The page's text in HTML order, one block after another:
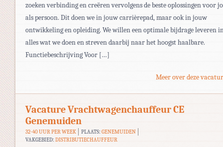
zoeken verbinding en creëren vervolgens de beste oplossingen voor
als persoon. Dit doen we in jouw carrièrepad, maar ook in jouw
ontwikkeling en opleiding. We willen een optimale bijdrage leveren
alles wat we doen en streven daarbij naar het hoogst haalbare.
Functiebeschrijving Voor […]
Meer over deze
Vacature Vrachtwagenchauffeur CE
Genemuiden
32-40 UUR PER WEEK PLAATS: GENEMUIDEN
VAKGEBIED: DISTRIBUTIECHAUFFEUR